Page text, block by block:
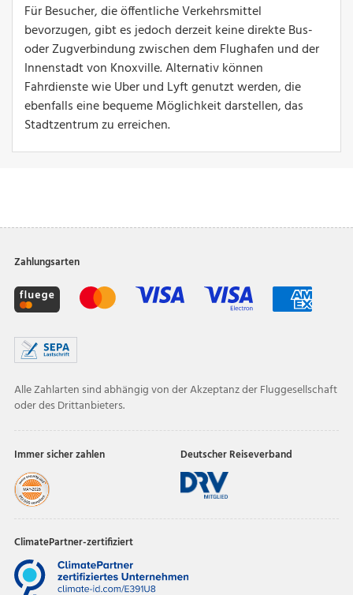
Für Besucher, die öffentliche Verkehrsmittel
bevorzugen, gibt es jedoch derzeit keine direkte Bus-
oder Zugverbindung zwischen dem Flughafen und der
Innenstadt von Knoxville. Alternativ können
Fahrdienste wie Uber und Lyft genutzt werden, die
ebenfalls eine bequeme Möglichkeit darstellen, das
Stadtzentrum zu erreichen.